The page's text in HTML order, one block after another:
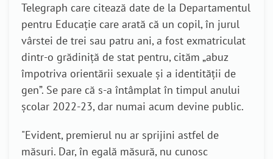
Telegraph care citează date de la Departamentul
pentru Educație care arată că un copil, în jurul
vârstei de trei sau patru ani, a fost exmatriculat
dintr-o grădiniță de stat pentru, cităm „abuz
împotriva orientării sexuale și a identității de
gen”. Se pare că s-a întâmplat în timpul anului
școlar 2022-23, dar numai acum devine public.
"Evident, premierul nu ar sprijini astfel de
măsuri. Dar, în egală măsură, nu cunosc